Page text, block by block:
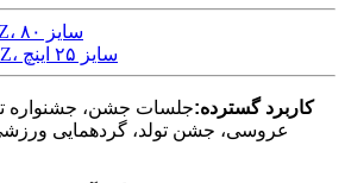
کیک به شکل Z، سایز ۸۰
کیک به شکل Z، سایز ۲۵ اینچ
کاربرد گسترده:جلسات جشن، جشنواره
عروسی، جشن تولد، گردهمایی